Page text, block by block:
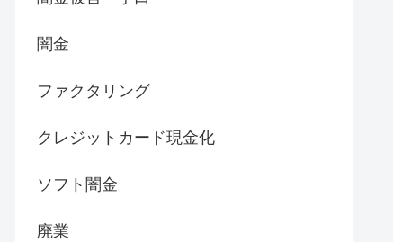
闇金
ファクタリング
クレジットカード現金化
ソフト闇金
廃業